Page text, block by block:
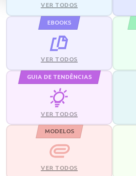
VER TODOS
EBOOKS
VER TODOS
GUIA DE TENDÊNCIAS
VER TODOS
MODELOS
VER TODOS